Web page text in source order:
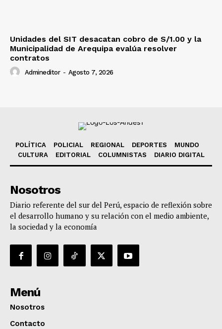
Unidades del SIT desacatan cobro de S/1.00 y la
Municipalidad de Arequipa evalúa resolver
contratos
Admineditor - Agosto 7, 2026
POLÍTICA POLICIAL REGIONAL DEPORTES
MUNDO
CULTURA
EDITORIAL COLUMNISTAS DIARIO DIGITAL
Nosotros
Diario referente del sur del Perú, espacio de reflexión sobre
el desarrollo humano y su relación con el medio ambiente,
la sociedad y la economía
Menú
Nosotros
Contacto